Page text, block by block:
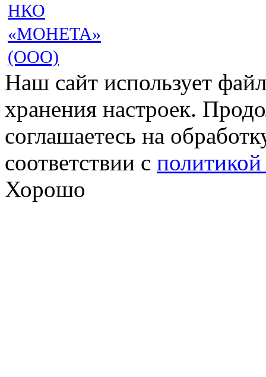
НКО
«МОНЕТА»
(ООО)
Наш сайт использует
хранения настроек.
соглашаетесь на
соответствии с
Хорошо